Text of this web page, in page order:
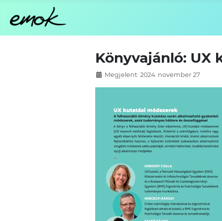
Könyvajánló: UX
Megjelent: 2024. november 27